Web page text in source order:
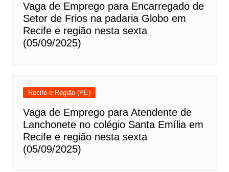
Vaga de Emprego para Encarregado de
Setor de Frios na padaria Globo em
Recife e região nesta sexta
(05/09/2025)
Recife e Região (PE)
Vaga de Emprego para Atendente de
Lanchonete no colégio Santa Emília em
Recife e região nesta sexta
(05/09/2025)